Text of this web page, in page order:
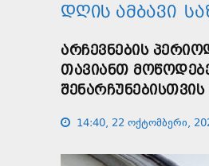
ᲓᲦᲘᲡ ᲐᲛᲑᲐᲕᲘ
ᲐᲠᲩᲔᲕᲜᲔᲑᲘᲡ
ᲗᲐᲕᲘᲐᲜᲗ
14:40, 22 ოქტომბერი,